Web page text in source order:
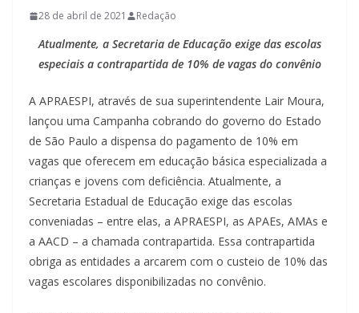
28 de abril de 2021 Redação
Atualmente, a Secretaria de Educação exige das escolas
especiais a contrapartida de 10% de vagas do convênio
A APRAESPI, através de sua superintendente Lair Moura,
lançou uma Campanha cobrando do governo do Estado
de São Paulo a dispensa do pagamento de 10% em
vagas que oferecem em educação básica especializada a
crianças e jovens com deficiência. Atualmente, a
Secretaria Estadual de Educação exige das escolas
conveniadas – entre elas, a APRAESPI, as APAEs, AMAs e
a AACD – a chamada contrapartida. Essa contrapartida
obriga as entidades a arcarem com o custeio de 10% das
vagas escolares disponibilizadas no convênio.